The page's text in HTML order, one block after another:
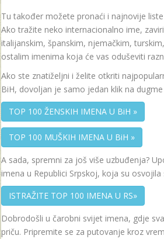
Tu također možete pronaći i najnovije
Ako tražite neko internacionalno ime,
italijanskim, španskim, njemačkim,
ostalim imenima koja će vas oduševiti
Ako ste znatiželjni i želite otkriti
BiH, dovoljan je samo jedan klik na
TOP 100 ŽENSKIH IMENA U BiH »
TOP 100 MUŠKIH IMENA U BiH »
A sada, spremni za još više uzbuđenja?
imena u Republici Srpskoj, koja su osvojila
ISTRAŽITE TOP 100 IMENA U RS»
Dobrodošli u čarobni svijet imena, gdje
priču. Pripremite se za putovanje kroz